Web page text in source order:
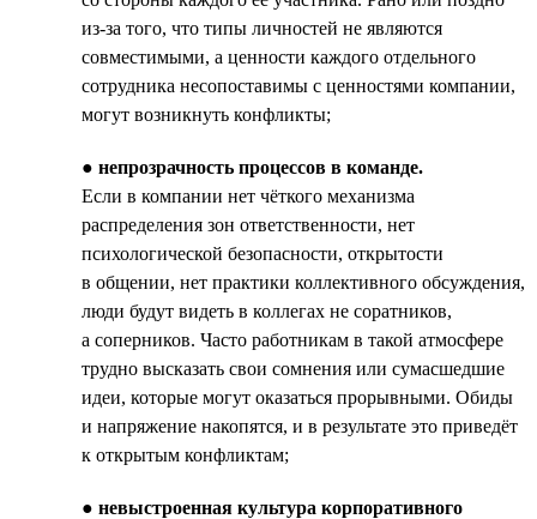
из-за того, что типы личностей не являются
совместимыми, а ценности каждого отдельного
сотрудника несопоставимы с ценностями компании,
могут возникнуть конфликты;
● непрозрачность процессов в команде.
Если в компании нет чёткого механизма
распределения зон ответственности, нет
психологической безопасности, открытости
в общении, нет практики коллективного обсуждения,
люди будут видеть в коллегах не соратников,
а соперников. Часто работникам в такой атмосфере
трудно высказать свои сомнения или сумасшедшие
идеи, которые могут оказаться прорывными. Обиды
и напряжение накопятся, и в результате это приведёт
к открытым конфликтам;
● невыстроенная культура корпоративного